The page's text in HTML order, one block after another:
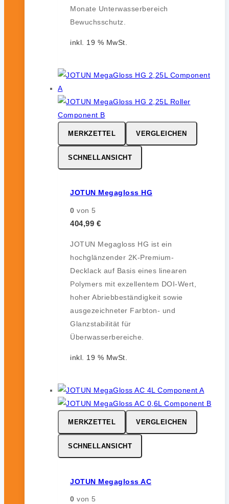
Monate Unterwasserbereich
Bewuchsschutz.
inkl. 19 % MwSt.
MERKZETTEL VERGLEICHEN
SCHNELLANSICHT
JOTUN Megagloss HG
0 von 5
404,99 €
JOTUN Megagloss HG ist ein
hochglänzender 2K-Premium-
Decklack auf Basis eines linearen
Polymers mit exzellentem DOI-Wert,
hoher Abriebbeständigkeit sowie
ausgezeichneter Farbton- und
Glanzstabilität für
Überwasserbereiche.
inkl. 19 % MwSt.
MERKZETTEL VERGLEICHEN
SCHNELLANSICHT
JOTUN Megagloss AC
0 von 5